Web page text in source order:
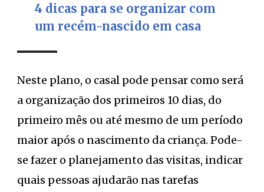
4 dicas para se organizar com
um recém-nascido em casa
Neste plano, o casal pode pensar como será
a organização dos primeiros 10 dias, do
primeiro mês ou até mesmo de um período
maior após o nascimento da criança. Pode-
se fazer o planejamento das visitas, indicar
quais pessoas ajudarão nas tarefas